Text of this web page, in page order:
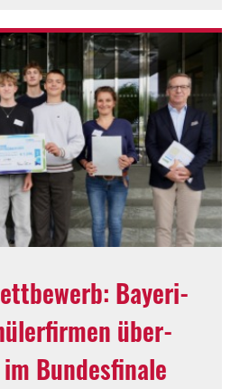
Baye­ri­
über­
Bundes­fi­nale